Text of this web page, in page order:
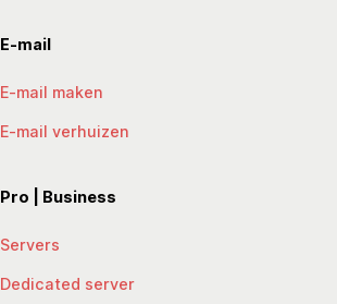
E-mail
E-mail maken
E-mail verhuizen
Pro | Business
Servers
Dedicated server